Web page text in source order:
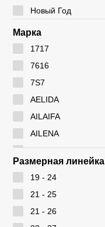
Новый Год
Марка
1717
7616
7S7
AELIDA
AILAIFA
AILENA
Ameiyida
AOWEI
Размерная линейка
19 - 24
21 - 25
21 - 26